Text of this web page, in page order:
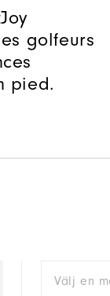
golfeurs
pied.
Välj en